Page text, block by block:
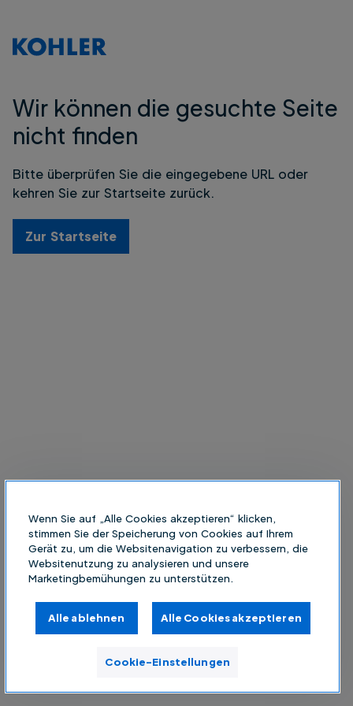
Wir können die gesuchte Seite
nicht finden
Bitte überprüfen Sie die eingegebene URL oder
kehren Sie zur Startseite zurück.
Zur Startseite
Wenn Sie auf „Alle Cookies akzeptieren“ klicken,
stimmen Sie der Speicherung von Cookies auf Ihrem
Gerät zu, um die Websitenavigation zu verbessern, die
Websitenutzung zu analysieren und unsere
Marketingbemühungen zu unterstützen.
Alle ablehnen Alle Cookies akzeptieren
Cookie-Einstellungen